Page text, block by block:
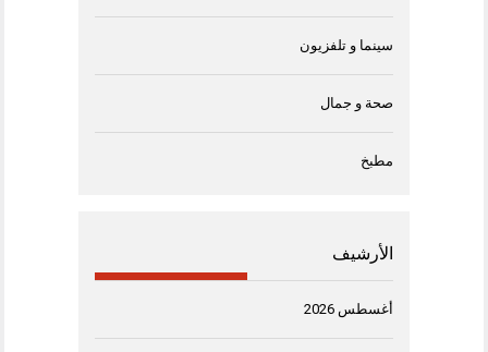
سينما و تلفزيون
صحة و جمال
مطبخ
الأرشيف
أغسطس 2026